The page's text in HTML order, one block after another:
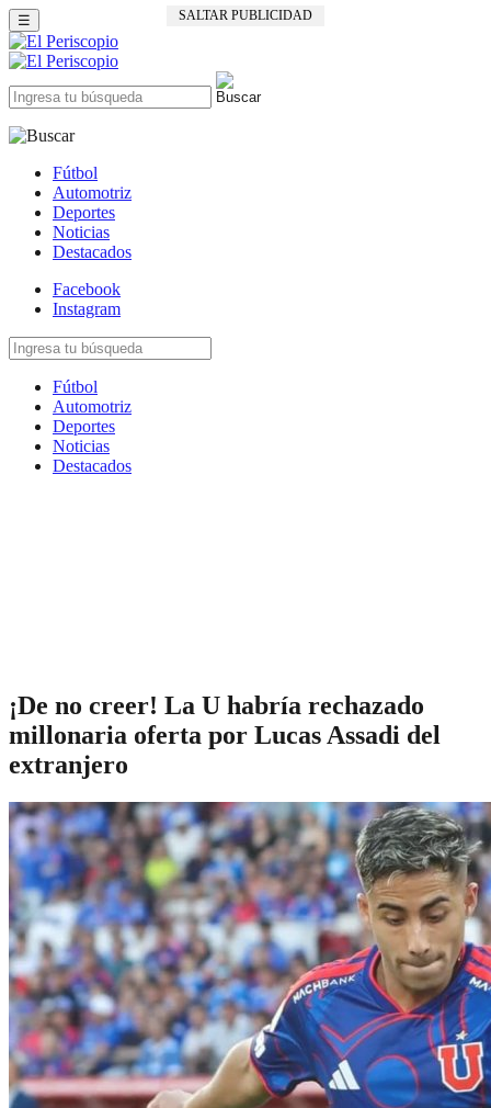
SALTAR PUBLICIDAD
☰
Fútbol
Automotriz
Deportes
Noticias
Destacados
Facebook
Instagram
Fútbol
Automotriz
Deportes
Noticias
Destacados
¡De no creer! La U habría rechazado
millonaria oferta por Lucas Assadi del
extranjero